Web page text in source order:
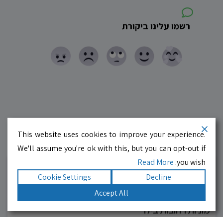
רשמו עלינו ביקורת
עסקים מומלצים!רוצים גם? לחצו כאן
10.0 לדף העסק
מוניות רחובות בילו
This website uses cookies to improve your experience.
We'll assume you're ok with this, but you can opt-out if
you wish.
Read More
Decline
Cookie Settings
Accept All